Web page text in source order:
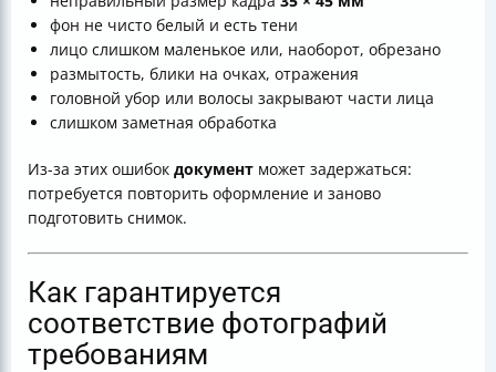
фон не чисто белый и есть тени
лицо слишком маленькое или, наоборот, обрезано
размытость, блики на очках, отражения
головной убор или волосы закрывают части лица
слишком заметная обработка
Из-за этих ошибок документ может задержаться:
потребуется повторить оформление и заново
подготовить снимок.
Как гарантируется
соответствие фотографий
требованиям